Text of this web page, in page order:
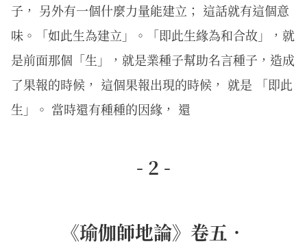
子， 另外有一個什麼力量能建立； 這話就有這個意
味。「如此生為建立」。「即此生緣為和合故」，就
是前面那個「生」，就是業種子幫助名言種子，造成
了果報的時候， 這個果報出現的時候， 就是 「即此
生」。 當時還有種種的因緣， 還
- 2 -
《瑜伽師地論》卷五．